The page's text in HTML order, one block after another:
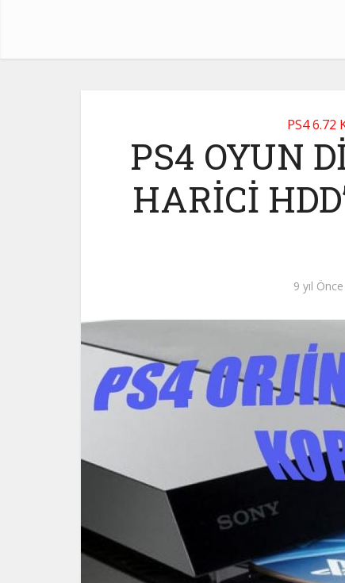
PS4 6.72
PS4 OYUN
HARİCİ
9 yıl Önce